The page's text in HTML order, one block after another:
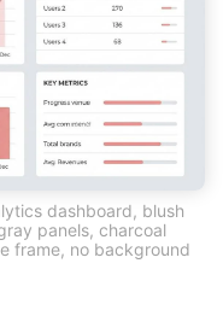
dashboard, blush
panels, charcoal
frame, no background